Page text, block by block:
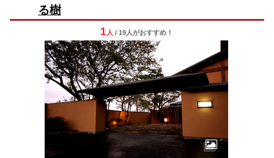
る樹
1 人 / 19人がおすすめ！